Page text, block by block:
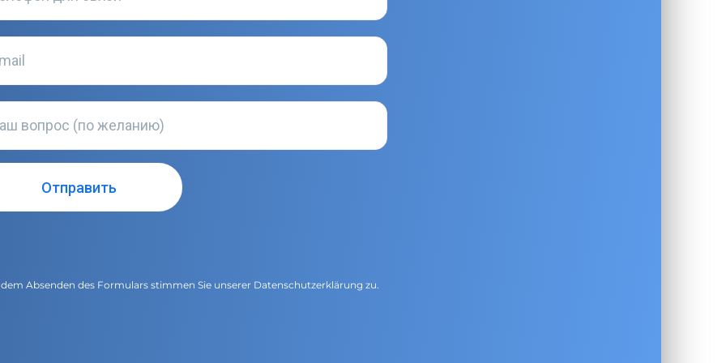
Absenden des Formulars stimmen Sie unserer Datenschutzerklärung zu.